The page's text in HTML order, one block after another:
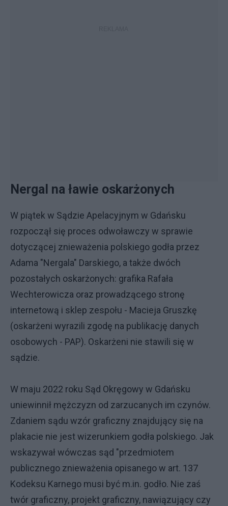
Nergal na ławie oskarżonych
W piątek w Sądzie Apelacyjnym w Gdańsku
rozpoczął się proces odwoławczy w sprawie
dotyczącej znieważenia polskiego godła przez
Adama "Nergala" Darskiego, a także dwóch
pozostałych oskarżonych: grafika Rafała
Wechterowicza oraz prowadzącego stronę
internetową i sklep zespołu - Macieja Gruszkę
(oskarżeni wyrazili zgodę na publikację danych
osobowych - PAP). Oskarżeni nie stawili się w
sądzie.
W maju 2022 roku Sąd Okręgowy w Gdańsku
uniewinnił mężczyzn od zarzucanych im czynów.
Zdaniem sądu wzór graficzny znajdujący się na
plakacie nie jest wizerunkiem godła polskiego. Jak
wskazywał wówczas sąd "przedmiotem
publicznego znieważenia opisanego w art. 137
Kodeksu Karnego musi być m.in. godło. Nie zaś
twór graficzny, projekt graficzny, nawiązujący czy